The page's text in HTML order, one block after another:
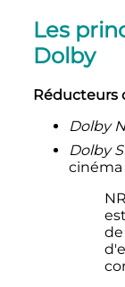
Les
Dolby
Réducteurs
Dolby
Dolby
cinéma